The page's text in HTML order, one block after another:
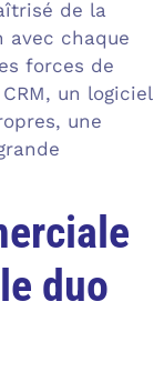
de la
avec chaque
forces de
un logiciel
une
duo